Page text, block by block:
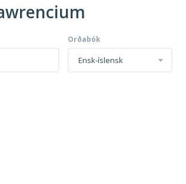
Orðabók
Ensk-íslensk